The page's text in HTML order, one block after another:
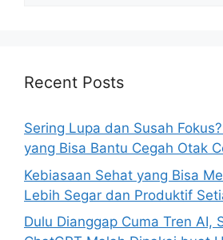
h
r
:
Recent Posts
Sering Lupa dan Susah
yang Bisa Bantu Cegah Otak
Kebiasaan Sehat yang Bisa
Lebih Segar dan Produktif
Dulu Dianggap Cuma Tren AI,